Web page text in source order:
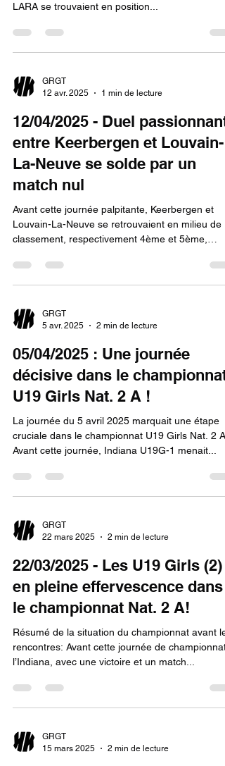
LARA se trouvaient en position...
GRGT
12 avr. 2025
1 min de lecture
12/04/2025 - Duel passionnant
entre Keerbergen et Louvain-
La-Neuve se solde par un
match nul
Avant cette journée palpitante, Keerbergen et
Louvain-La-Neuve se retrouvaient en milieu de
classement, respectivement 4ème et 5ème,
GRGT
5 avr. 2025
2 min de lecture
05/04/2025 : Une journée
décisive dans le championnat
U19 Girls Nat. 2 A !
La journée du 5 avril 2025 marquait une étape
cruciale dans le championnat U19 Girls Nat. 2 A.
Avant cette journée, Indiana U19G-1 menait...
GRGT
22 mars 2025
2 min de lecture
22/03/2025 - Les U19 Girls (2)
en pleine effervescence dans
le championnat Nat. 2 A!
Résumé de la situation du championnat avant
rencontres: Avant cette journée de championnat,
l’Indiana, avec une victoire et un match...
GRGT
15 mars 2025
2 min de lecture